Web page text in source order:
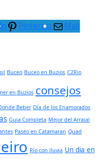
Pinterest Mail
Buceo Buceo en Buzios C2Rio
en Buzios consejos
Beber Día de los Enamorados
Guia Completa Mejor del Arraial
Paseo en Catamaran Quad
Río con lluvia Un dia en